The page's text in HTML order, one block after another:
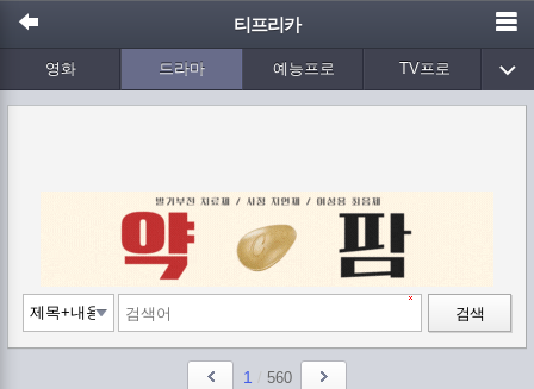
티프리카
영화 드라마 예능프로 TV프로
애니메이션 음악 Wetv
검색
1 560